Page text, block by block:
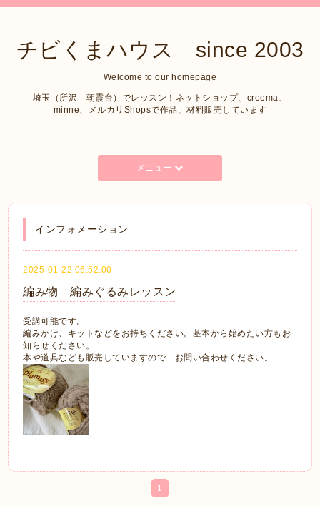
チビくまハウス since 2003
Welcome to our homepage
埼玉（所沢 朝霞台）でレッスン！ネットショップ、creema、
minne、メルカリShopsで作品、材料販売しています
メニュー
インフォメーション
2025-01-22 06:52:00
編み物 編みぐるみレッスン
受講可能です。
編みかけ、キットなどをお持ちください。基本から始めたい方もお
知らせください。
本や道具なども販売していますので お問い合わせください。
1